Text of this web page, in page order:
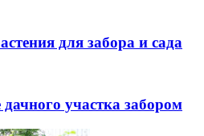
для забора и сада
участка забором